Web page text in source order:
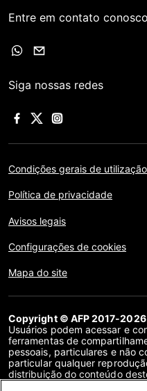
Entre em contato conosco
Siga nossas redes
Condições gerais de
Política de privacidade
Avisos legais
Configurações de cookies
Mapa do site
Copyright © AFP 2017-
Usuários podem acessar e
ferramentas de
pessoais, particulares e não
particular qualquer
distribuição do conteúdo